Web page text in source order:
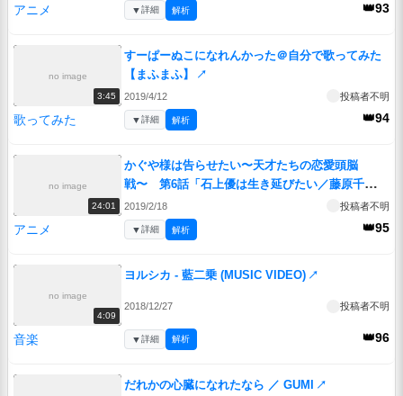
アニメ 👑93
▼詳細 解析
no image
3:45
すーぱーぬこになれんかった＠自分で歌ってみた
【まふまふ】
↗
2019/4/12 投稿者不明
歌ってみた 👑94
▼詳細 解析
no image
24:01
かぐや様は告らせたい〜天才たちの恋愛頭脳
戦〜 第6話「石上優は生き延びたい／藤原千花は
テストしたい／かぐや様は気づかれたい」↗
2019/2/18 投稿者不明
アニメ 👑95
▼詳細 解析
no image
4:09
ヨルシカ - 藍二乗 (MUSIC VIDEO) ↗
2018/12/27 投稿者不明
音楽 👑96
▼詳細 解析
だれかの心臓になれたなら ／ GUMI ↗